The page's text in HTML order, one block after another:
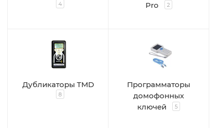
4
Pro
2
Дубликаторы TMD
8
Программаторы
домофонных
ключей
5